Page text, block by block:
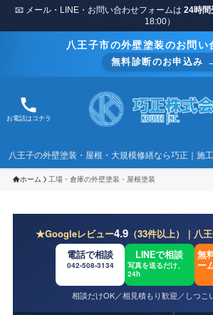
📧 メール・LINE・お問い合わせフォームは 24時間
18:00）
八王子市の外壁塗装のお問い
無料診断のお申込み
お電話はコチラ
八王子の外壁塗装・屋根・大規模修繕なら巧正｜施
ホーム 工場・倉庫の外壁塗装・屋根塗装
★Googleレビュー4.9（33件以上）｜八
電話で相談
042-508-3134
LINEで相談
写真を送るだけ、
24h
無
ー
相談だけOK／相見積もり歓迎／しつこ